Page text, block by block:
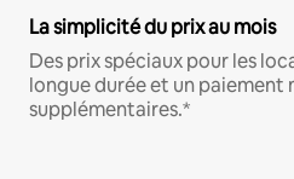
La simplicité du prix au mois
Des prix spéciaux pour les
longue durée et un paiement
supplémentaires.*